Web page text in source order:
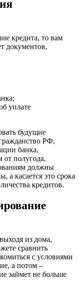
кредита, то вам
документов,
уплате
будущие
РФ,
банка,
от полугода,
должны
а касается это срока
кредитов.
из дома,
сравнить
с условиями
а потом –
займет не больше